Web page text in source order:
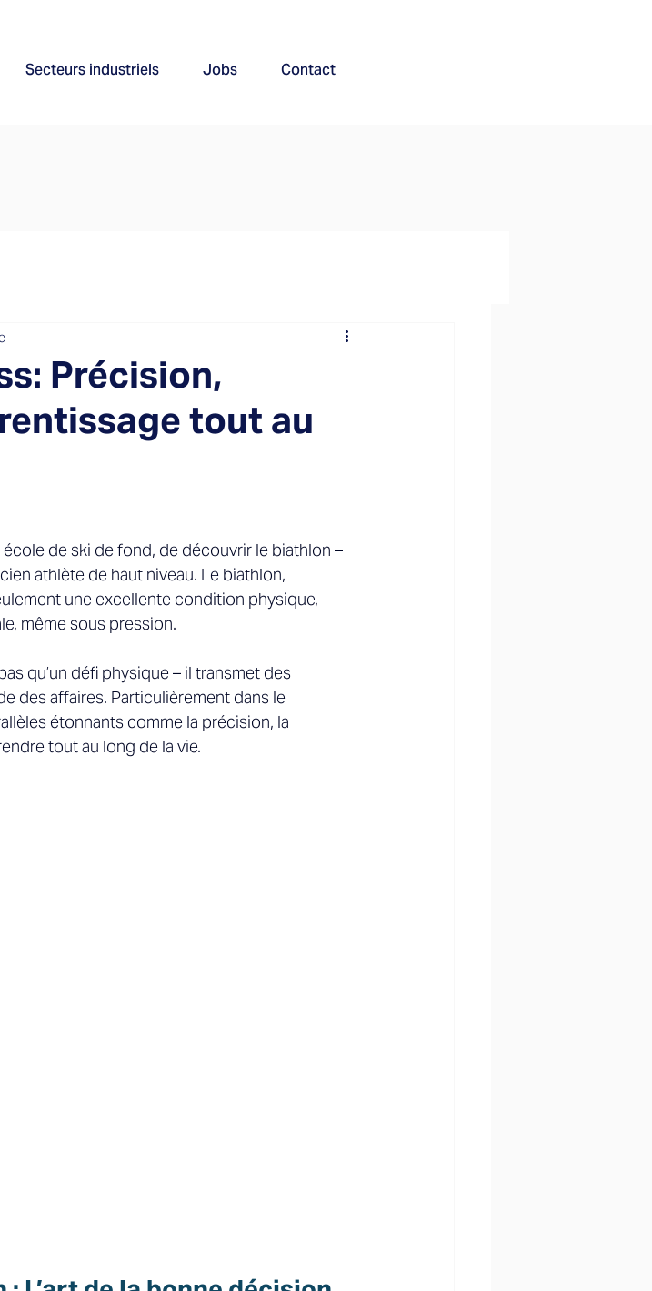
Secteurs industriels Jobs Contact
Précision,
tout au
école de ski de fond, de découvrir le biathlon –
athlète de haut niveau. Le biathlon,
une excellente condition physique,
même sous pression.
qu’un défi physique – il transmet des
des affaires. Particulièrement dans le
étonnants comme la précision, la
tout au long de la vie.